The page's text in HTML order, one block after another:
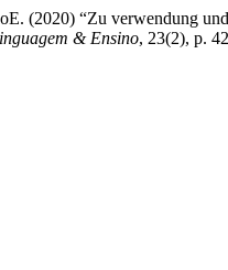
(2020) “Zu verwendung
& Ensino, 23(2), p.